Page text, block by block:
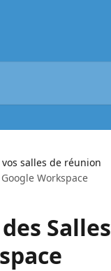
salles de réunion
Workspace
Salles